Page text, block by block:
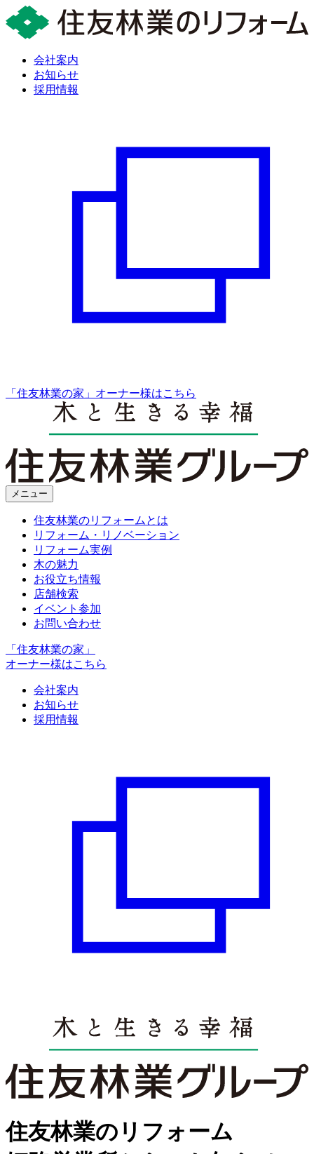
会社案内
お知らせ
採用情報
「住友林業の家」オーナー様はこちら
メニュー
住友林業のリフォームとは
リフォーム・リノベーション
リフォーム実例
木の魅力
お役立ち情報
店舗検索
イベント参加
お問い合わせ
「住友林業の家」
オーナー様はこちら
会社案内
お知らせ
採用情報
住友林業のリフォーム